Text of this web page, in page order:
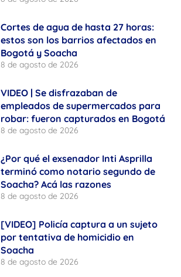
Cortes de agua de hasta 27 horas:
estos son los barrios afectados en
Bogotá y Soacha
8 de agosto de 2026
VIDEO | Se disfrazaban de
empleados de supermercados para
robar: fueron capturados en Bogotá
8 de agosto de 2026
¿Por qué el exsenador Inti Asprilla
terminó como notario segundo de
Soacha? Acá las razones
8 de agosto de 2026
[VIDEO] Policía captura a un sujeto
por tentativa de homicidio en
Soacha
8 de agosto de 2026